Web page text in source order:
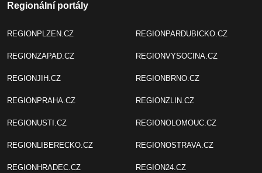
Regionální portály
REGIONPLZEN.CZ
REGIONZAPAD.CZ
REGIONJIH.CZ
REGIONPRAHA.CZ
REGIONUSTI.CZ
REGIONLIBERECKO.CZ
REGIONHRADEC.CZ
REGIONPARDUBICKO.CZ
REGIONVYSOCINA.CZ
REGIONBRNO.CZ
REGIONZLIN.CZ
REGIONOLOMOUC.CZ
REGIONOSTRAVA.CZ
REGION24.CZ